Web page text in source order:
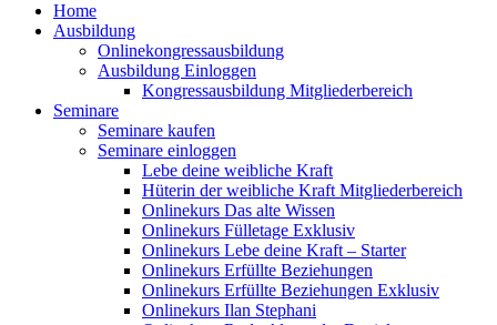
Home
Ausbildung
Onlinekongressausbildung
Ausbildung Einloggen
Kongressausbildung Mitgliederbereich
Seminare
Seminare kaufen
Seminare einloggen
Lebe deine weibliche Kraft
Hüterin der weibliche Kraft Mitgliederbereich
Onlinekurs Das alte Wissen
Onlinekurs Fülletage Exklusiv
Onlinekurs Lebe deine Kraft – Starter
Onlinekurs Erfüllte Beziehungen
Onlinekurs Erfüllte Beziehungen Exklusiv
Onlinekurs Ilan Stephani